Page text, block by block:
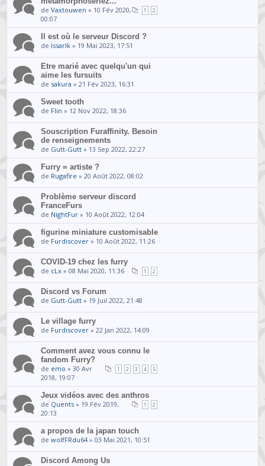
1 2
deVaxtouwen » 10 Fév 2020,
00:07
Il est où le serveur Discord ?
de Issarlk » 19 Mai 2023, 17:51
Etre marié avec quelqu'un qui
aime les fursuits
de sakura » 21 Fév 2023, 16:31
Sweet tooth
de Flin » 12 Nov 2022, 18:36
Souscription Furaffinity. Besoin
de renseignements
de Gutt-Gutt » 13 Sep 2022, 22:27
Furry = artiste ?
de Rugafire » 20 Août 2022, 08:02
Problème serveur discord
FranceFurs
de NightFur » 10 Août 2022, 12:04
figurine miniature customisable
de Furdiscover » 10 Août 2022, 11:26
COVID-19 chez les furry
1 2
de cLx » 08 Mai 2020, 11:36
Discord vs Forum
de Gutt-Gutt » 19 Juil 2022, 21:48
Le village furry
de Furdiscover » 22 Jan 2022, 14:09
Comment avez vous connu le
fandom Furry?
1 2 3 4 5
de emo » 30 Avr
2018, 19:07
Jeux vidéos avec des anthros
1 2
de Quents » 19 Fév 2019,
20:13
a propos de la japan touch
dewolfFRdu64» 03 Mai 2021, 10:51
Discord Among Us